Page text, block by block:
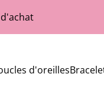
d'oreilles